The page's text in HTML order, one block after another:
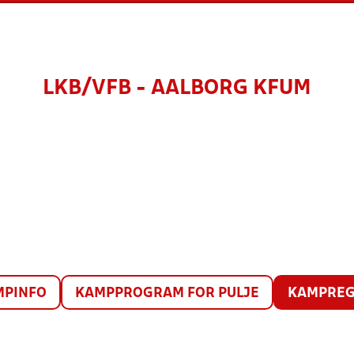
LKB/VFB - AALBORG KFUM
KAMPPROGRAM FOR PULJE